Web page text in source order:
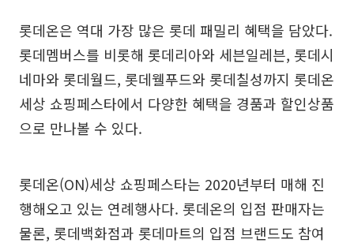
롯데온은 역대 가장 많은 롯데 패밀리 혜택을 담았다.
롯데멤버스를 비롯해 롯데리아와 세븐일레븐, 롯데시
네마와 롯데월드, 롯데웰푸드와 롯데칠성까지 롯데온
세상 쇼핑페스타에서 다양한 혜택을 경품과 할인상품
으로 만나볼 수 있다.
롯데온(ON)세상 쇼핑페스타는 2020년부터 매해 진
행해오고 있는 연례행사다. 롯데온의 입점 판매자는
물론, 롯데백화점과 롯데마트의 입점 브랜드도 참여